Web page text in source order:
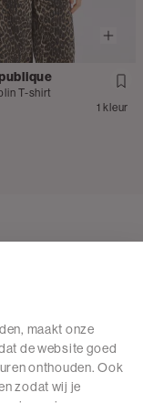
T-shirt
1 kleur
maakt onze
de website goed
onthouden. Ook
zodat wij je